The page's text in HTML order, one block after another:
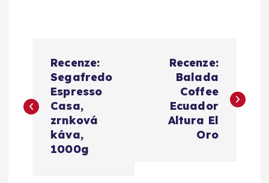
v
Recenze:
Segafredo
Espresso
Casa,
zrnková
káva,
1000g
Recenze:
Balada
Coffee
Ecuador
Altura El
Oro